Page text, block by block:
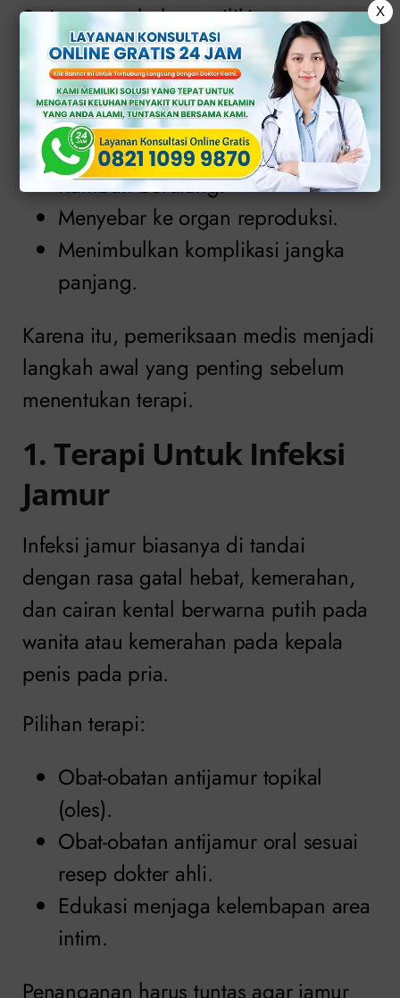
Setiap penyebab memiliki cara
penanganan yang berbeda.
Jika terapi tidak tepat, infeksi bisa:
Tidak sembuh sepenuhnya.
Kambuh berulang.
Menyebar ke organ reproduksi.
Menimbulkan komplikasi jangka
panjang.
Karena itu, pemeriksaan medis menjadi
langkah awal yang penting sebelum
menentukan terapi.
1. Terapi Untuk Infeksi
Jamur
Infeksi jamur biasanya di tandai
dengan rasa gatal hebat, kemerahan,
dan cairan kental berwarna putih pada
wanita atau kemerahan pada kepala
penis pada pria.
Pilihan terapi:
Obat-obatan antijamur topikal
(oles).
Obat-obatan antijamur oral sesuai
resep dokter ahli.
Edukasi menjaga kelembapan area
intim.
Penanganan harus tuntas agar jamur
X